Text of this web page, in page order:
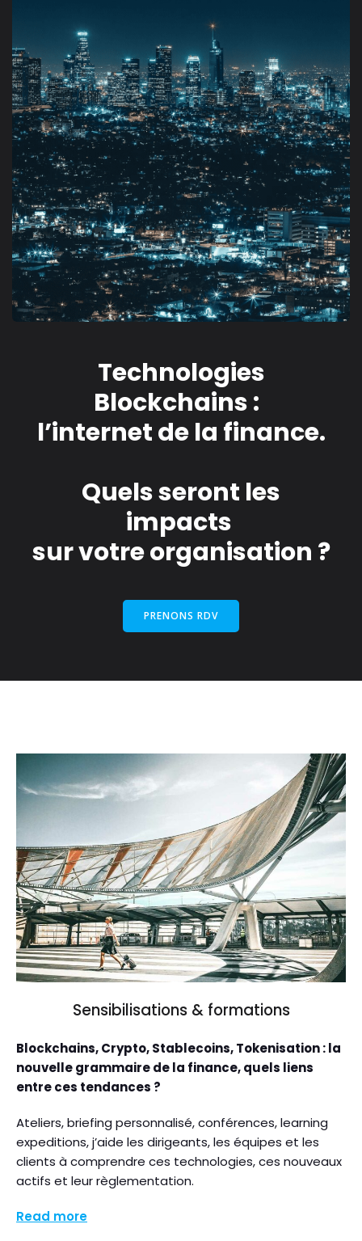
Technologies
Blockchains :
l’internet de la finance.
Quels seront les
impacts
sur votre organisation ?
PRENONS RDV
Sensibilisations & formations
Blockchains, Crypto, Stablecoins, Tokenisation : la
nouvelle grammaire de la finance, quels liens
entre ces tendances ?
Ateliers, briefing personnalisé, conférences, learning
expeditions, j’aide les dirigeants, les équipes et les
clients à comprendre ces technologies, ces nouveaux
actifs et leur règlementation.
Read more